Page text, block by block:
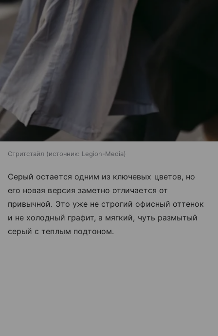
Стритстайл источник: Legion-Media
Серый остается одним из ключевых цветов, но
его новая версия заметно отличается от
привычной. Это уже не строгий офисный оттенок
и не холодный графит, а мягкий, чуть размытый
серый с теплым подтоном.